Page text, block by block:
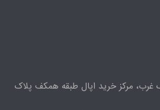
غرب، مرکز خرید اپال طبقه همکف پلاک